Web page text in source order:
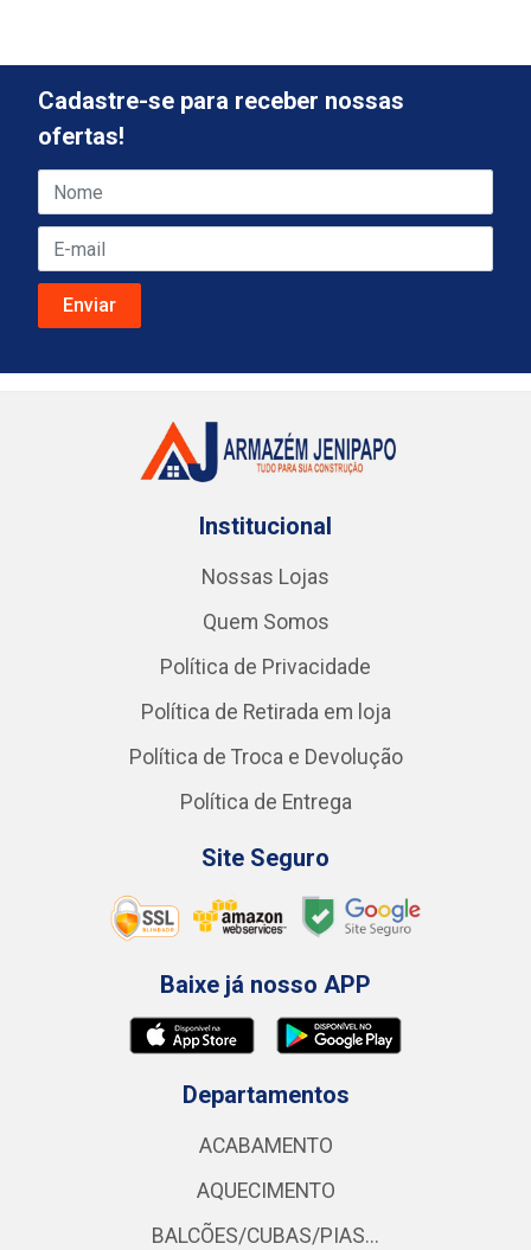
Cadastre-se para receber nossas
ofertas!
Institucional
Nossas Lojas
Quem Somos
Política de Privacidade
Política de Retirada em loja
Política de Troca e Devolução
Política de Entrega
Site Seguro
Baixe já nosso APP
Departamentos
ACABAMENTO
AQUECIMENTO
BALCÕES/CUBAS/PIAS...